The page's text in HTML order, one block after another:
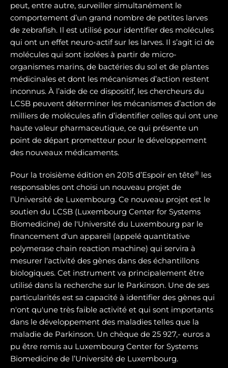
peut, entre autre, surveiller simultanément le
comportement d’un grand nombre de petites larves
de zebrafish. Il est utilisé pour identifier des molécules
qui ont un effet neuro-actif sur les larves. Il s’agit ici de
molécules qui sont isolées à partir de micro-
organismes marins, de bactéries du sol et de plantes
médicinales et dont les mécanismes d’action restent
inconnus. À l’aide de ce dispositif, les chercheurs du
LCSB peuvent déterminer les mécanismes d’action de
milliers de molécules afin d’identifier celles qui ont une
haute valeur pharmaceutique, ce qui présente un
point de départ prometteur pour le développement
des nouveaux médicaments.
Pour la troisième édition en 2015 d’Espoir en tête® les
responsables ont choisi un nouveau projet de
l’Université de Luxembourg. Ce nouveau projet est le
soutien du LCSB (Luxembourg Center for Systems
Biomedicine) de l'Université du Luxembourg par le
financement d'un appareil (appelé quantitative
polymerase chain reaction machine) qui servira à
mesurer l'activité des gènes dans des échantillons
biologiques. Cet instrument va principalement être
utilisé dans la recherche sur le Parkinson. Une de ses
particularités est sa capacité à identifier des gènes qui
n'ont qu'une très faible activité et qui sont importants
dans le développement des maladies telles que la
maladie de Parkinson. Un chèque de 25 927,- euros a
pu être remis au Luxembourg Center for Systems
Biomedicine de l’Université de Luxembourg.